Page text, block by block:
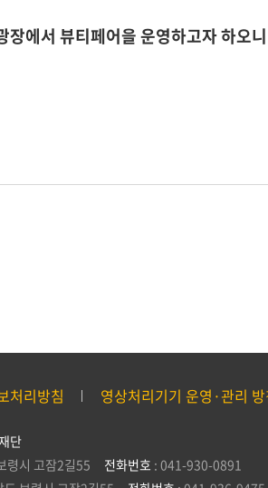
에서 뷰티페어을 운영하고자 하오
처리방침 영상처리기기 운영·관리 방
단
령시 고잠2길55 전화번호 : 041-930-0891